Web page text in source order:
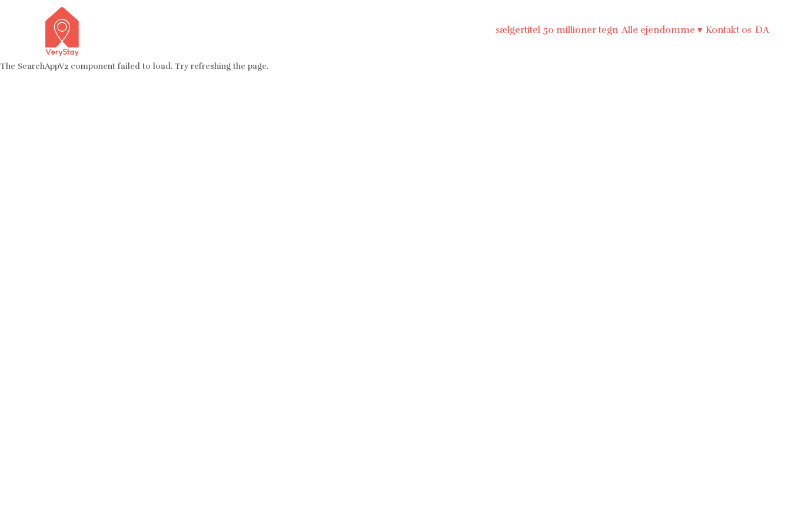
sælgertitel 50 millioner tegn Alle ejendomme ▾ Kontakt os DA
The SearchAppV2 component failed to load. Try refreshing the page.